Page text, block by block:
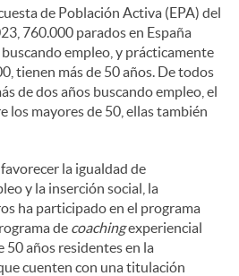
de Población Activa (EPA) del
760.000 parados en España
empleo, y prácticamente
tienen más de 50 años. De todos
de dos años buscando empleo, el
los mayores de 50, ellas también
la igualdad de
y la inserción social, la
ha participado en el programa
de coachingexperiencial
50 años residentes en la
cuenten con una titulación